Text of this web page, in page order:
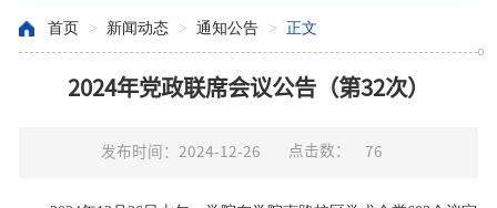
首页 > 新闻动态 > 通知公告 > 正文
2024年党政联席会议公告（第32次）
发布时间：2024-12-26 点击数： 76